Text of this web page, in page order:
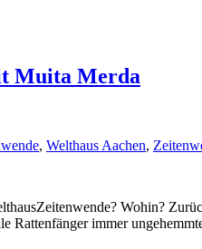
Muita Merda
, Welthaus Aachen,
Wohin?
Rattenfänger immer